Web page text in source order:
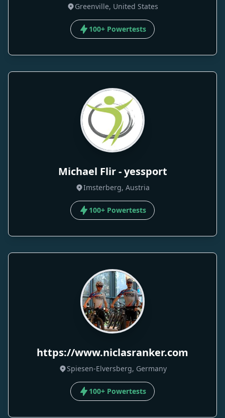
Greenville, United States
100+ Powertests
Michael Flir - yessport
Imsterberg, Austria
100+ Powertests
https://www.niclasranker.com
Spiesen-Elversberg, Germany
100+ Powertests